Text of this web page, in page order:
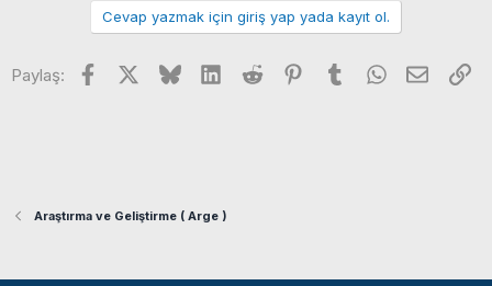
l
Cevap yazmak için giriş yap yada kayıt ol.
Paylaş: Facebook BlueskyLinkedIn
Reddit PinterestTumblrWhatsApp
E-posta
Araştırma ve Geliştirme ( Arge )